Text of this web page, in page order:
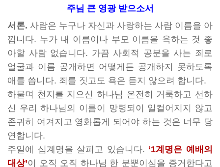
주님 큰 영광 받으소서
서론. 사람은 누구나 자신과 사랑하는 사람 이름을 아
낍니다. 누가 내 이름이나 부모 이름을 욕하는 것 좋
아할 사람 없습니다. 가끔 사회적 공분을 사는 죄로
얼굴과 이름 공개하면 어떻게든 공개하지 못하도록
애를 씁니다. 죄를 짓고도 욕은 듣지 않으려 합니다.
하물며 천지를 지으신 하나님 온전히 거룩하고 선하
신 우리 하나님의 이름이 망령되이 일컬어지지 않고
존귀히 여겨지고 영화롭게 되어야 하는 것은 너무 당
연합니다.
주일에 십계명을 살피고 있습니다. ‘1계명은 예배의
대상’이 오직 오직 하나님 한 분뿐이심을 증거한다고